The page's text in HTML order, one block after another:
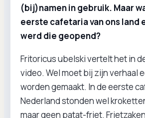
(bij)namen in gebruik. Maar
eerste cafetaria van ons land
werd die geopend?
Fritoricus ubelski vertelt het in
video. Wel moet bij zijn verhaal
worden gemaakt. In de eerste
Nederland stonden wel
maar geen patat-friet.